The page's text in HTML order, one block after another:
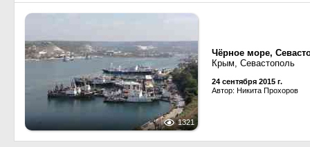
1321
Чёрное море,
Крым, Севастополь
24 сентября 2015 г.
Автор: Никита Прохоров